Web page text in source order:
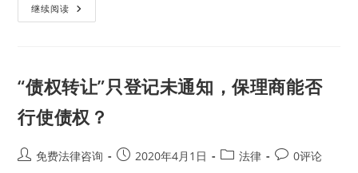
继续阅读 劳
动
济
补
偿
金
是
依
实
发
“债权转让”只登记未通知，保理商能否
行使债权？
Post免费法律咨询
Post2020年4月1日
Post法律
Post0评论